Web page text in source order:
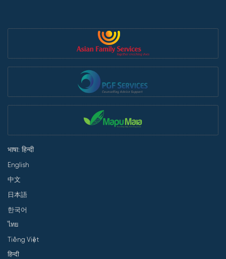
भाषा: हिन्दी
English
中文
日本語
한국어
ไทย
Tiếng Việt
हिन्दी